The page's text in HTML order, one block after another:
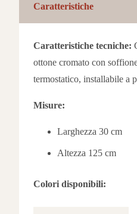
Caratteristiche
Caratteristiche tecniche:
ottone cromato con
termostatico, installabile a
Misure:
Larghezza 30 cm
Altezza 125 cm
Colori disponibili: